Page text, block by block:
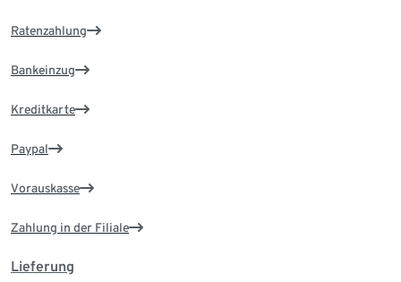
Ratenzahlung
Bankeinzug
Kreditkarte
Paypal
Vorauskasse
Zahlung in der Filiale
Lieferung